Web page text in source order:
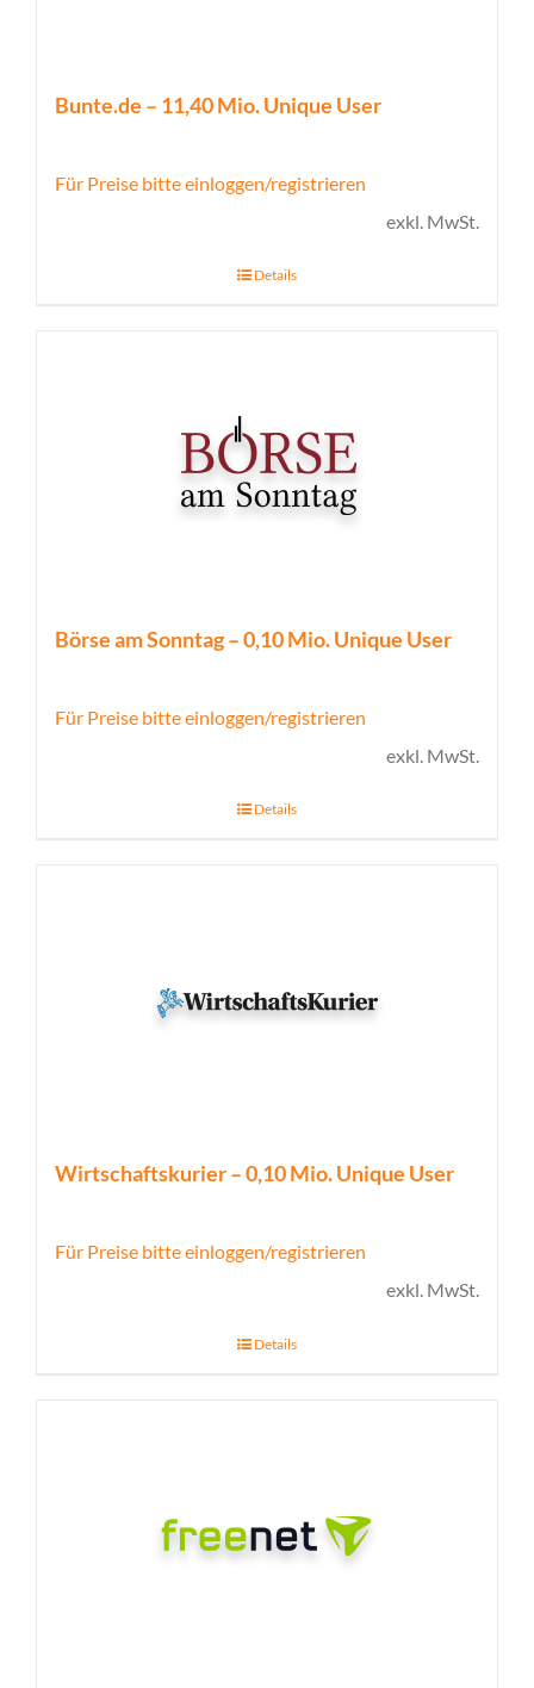
Bunte.de – 11,40 Mio. Unique User
Für Preise bitte einloggen/registrieren
exkl. MwSt.
Details
Börse am Sonntag – 0,10 Mio. Unique User
Für Preise bitte einloggen/registrieren
exkl. MwSt.
Details
Wirtschaftskurier – 0,10 Mio. Unique User
Für Preise bitte einloggen/registrieren
exkl. MwSt.
Details